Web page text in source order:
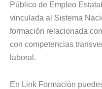
Público de Empleo
vinculada al Sistema
formación relacionada
con competencias
laboral.
En Link Formación